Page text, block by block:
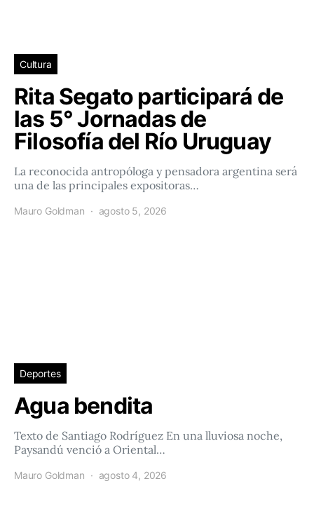
Cultura
Rita Segato participará de
las 5° Jornadas de
Filosofía del Río Uruguay
La reconocida antropóloga y pensadora argentina será
una de las principales expositoras…
Mauro Goldman agosto 5, 2026
Deportes
Agua bendita
Texto de Santiago Rodríguez En una lluviosa noche,
Paysandú venció a Oriental…
Mauro Goldman agosto 4, 2026